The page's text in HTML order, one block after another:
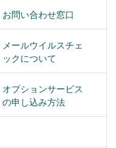
お問い合わせ窓口
メールウイルスチェ
ックについて
オプションサービス
の申し込み方法